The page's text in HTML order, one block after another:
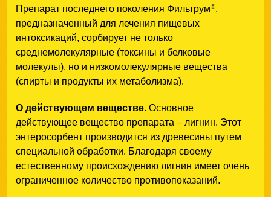
Препарат последнего поколения Фильтрум®,
предназначенный для лечения пищевых
интоксикаций, сорбирует не только
среднемолекулярные (токсины и белковые
молекулы), но и низкомолекулярные вещества
(спирты и продукты их метаболизма).
О действующем веществе. Основное
действующее вещество препарата – лигнин. Этот
энтеросорбент производится из древесины путем
специальной обработки. Благодаря своему
естественному происхождению лигнин имеет очень
ограниченное количество противопоказаний.